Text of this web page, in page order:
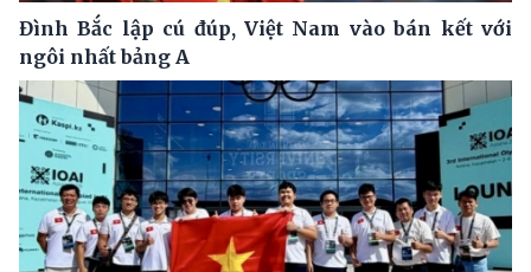
Đình Bắc lập cú đúp, Việt Nam vào bán kết với
ngôi nhất bảng A